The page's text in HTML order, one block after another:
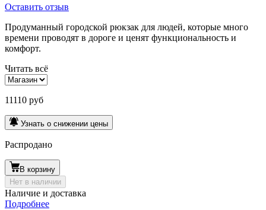
Оставить отзыв
Продуманный городской рюкзак для людей, которые много
времени проводят в дороге и ценят функциональность и
комфорт.
Читать всё
11110 руб
Узнать о снижении цены
Распродано
В корзину
Нет в наличии
Наличие и доставка
Подробнее